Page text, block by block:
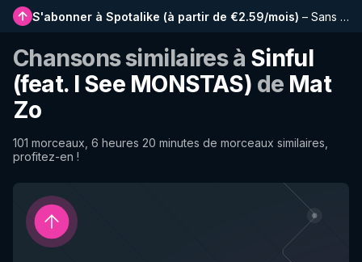
S'abonner à Spotalike (à partir de €2.59/mois) – Sans publicité, playlists plus longues, historique complet et accès anticipé aux nouvelles fonctionnalités
Chansons similaires à Sinful
(feat. I See MONSTAS) de Mat
Zo
101 morceaux, 6 heures 20 minutes de morceaux similaires,
profitez-en !